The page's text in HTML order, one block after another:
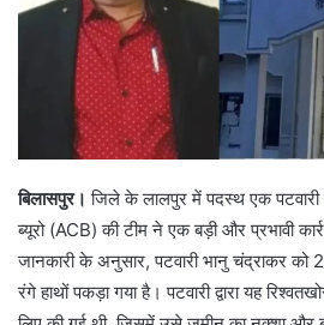
बिलासपुर। जिले के लालपुर में पदस्थ एक पटवारी
ब्यूरो (ACB) की टीम ने एक बड़ी और प्रभावी
जानकारी के अनुसार, पटवारी भानु चंद्राकर को
रंगे हाथों पकड़ा गया है। पटवारी द्वारा यह